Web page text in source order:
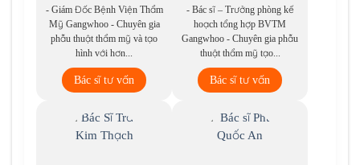
- Giám Đốc Bệnh Viện Thẩm
Mỹ Gangwhoo - Chuyên gia
phẫu thuật thẩm mỹ và tạo
hình với hơn...
Bác sĩ tư vấn
- Bác sĩ – Trưởng phòng kế
hoạch tổng hợp BVTM
Gangwhoo - Chuyên gia phẫu
thuật thẩm mỹ tạo...
Bác sĩ tư vấn